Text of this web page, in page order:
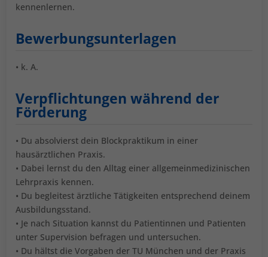
kennenlernen.
Bewerbungsunterlagen
• k. A.
Verpflichtungen während der
Förderung
• Du absolvierst dein Blockpraktikum in einer
hausärztlichen Praxis.
• Dabei lernst du den Alltag einer allgemeinmedizinischen
Lehrpraxis kennen.
• Du begleitest ärztliche Tätigkeiten entsprechend deinem
Ausbildungsstand.
• Je nach Situation kannst du Patientinnen und Patienten
unter Supervision befragen und untersuchen.
• Du hältst die Vorgaben der TU München und der Praxis